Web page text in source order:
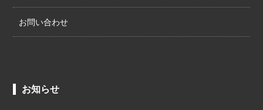
お問い合わせ
お知らせ